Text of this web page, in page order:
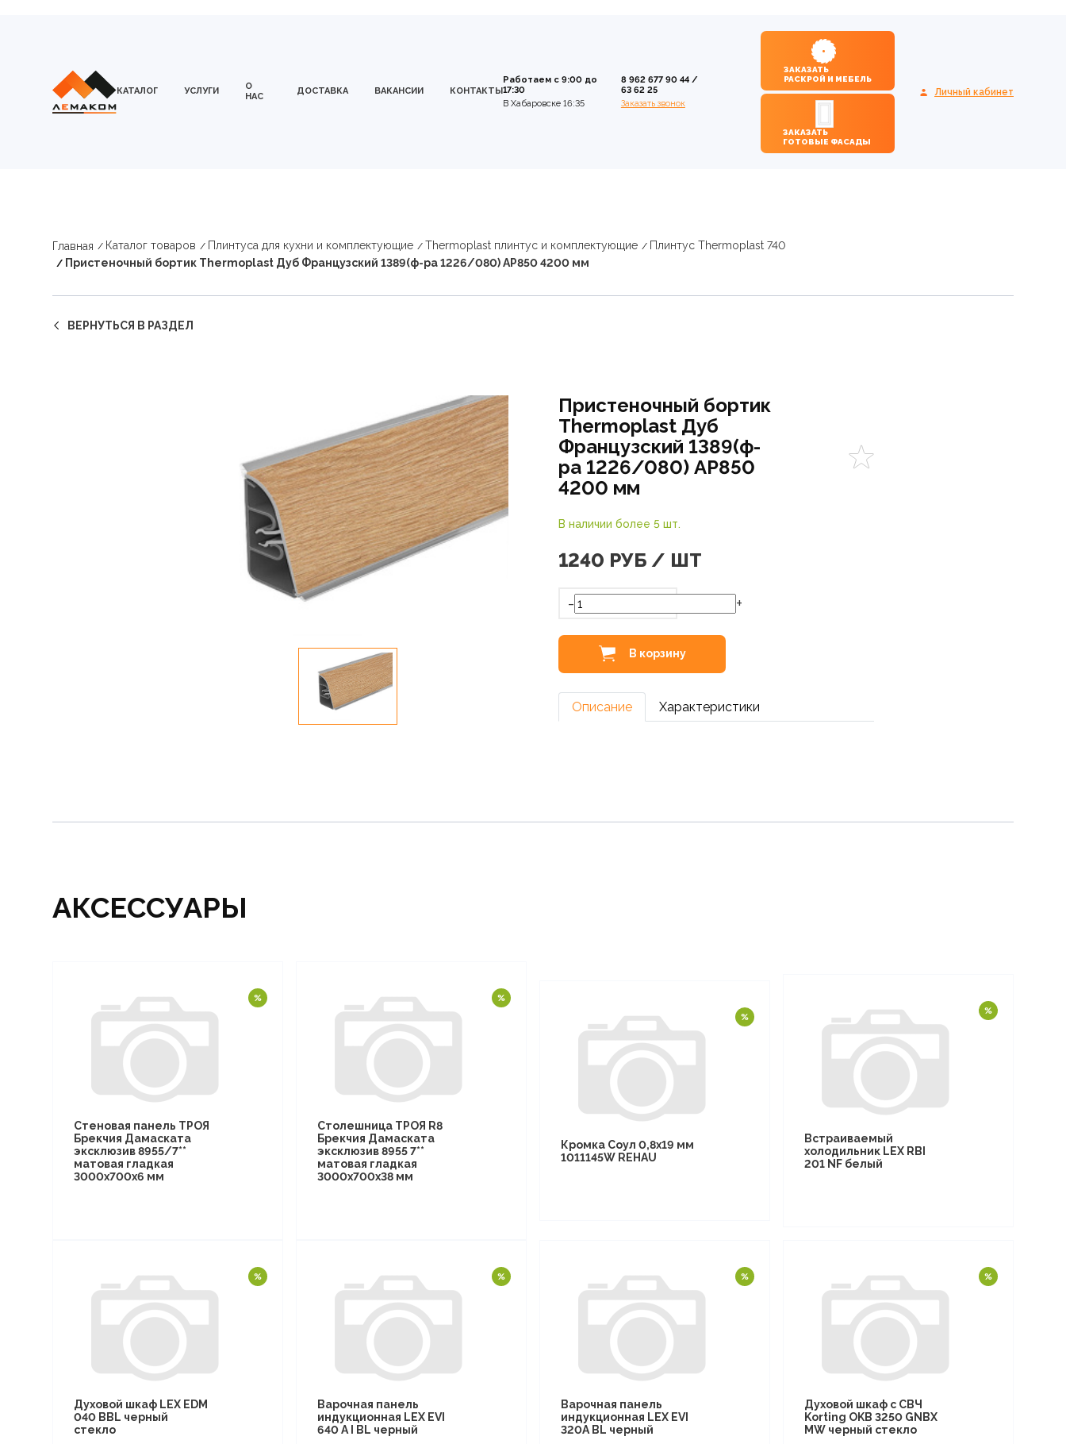
КАТАЛОГ УСЛУГИ
О
НАС
ДОСТАВКА ВАКАНСИИ КОНТАКТЫ
Работаем с 9:00 до
17:30
В Хабаровске 16:35
8 962 677 90 44/
63 62 25
Заказать звонок
ЗАКАЗАТЬ
РАСКРОЙ И МЕБЕЛЬ
ЗАКАЗАТЬ
ГОТОВЫЕ ФАСАДЫ
Личный кабинет
Главная Каталог товаров Плинтуса для кухни и комплектующие Thermoplast плинтус и комплектующие
Плинтус Thermoplast 740
Пристеночный бортик Thermoplast Дуб Французский 1389(ф-ра 1226/080) AP850 4200 мм
ВЕРНУТЬСЯ В РАЗДЕЛ
Пристеночный бортик
Thermoplast Дуб
Французский 1389(ф-
ра 1226/080) AP850
4200 мм
В наличии более 5 шт.
1240 РУБ / ШТ
- +
В корзину
Описание Характеристики
АКСЕССУАРЫ
Стеновая панель ТРОЯ
Брекчия Дамаската
эксклюзив 8955/7**
матовая гладкая
3000х700х6 мм
Столешница ТРОЯ R8
Брекчия Дамаската
эксклюзив 8955 7**
матовая гладкая
3000х700х38 мм
Кромка Соул 0,8х19 мм
1011145W REHAU
Встраиваемый
холодильник LEX RBI
201 NF белый
Духовой шкаф LEX EDM
040 BBL черный
стекло
Варочная панель
индукционная LEX EVI
640 A I BL черный
Варочная панель
индукционная LEX EVI
320A BL черный
Духовой шкаф с СВЧ
Korting OKB 3250 GNBX
MW черный стекло